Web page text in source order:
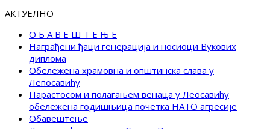
АКТУЕЛНО
О Б А В Е Ш Т Е Њ Е
Награђени ђаци генерација и носиоци Вукових
диплома
Обележена храмовна и општинска слава у
Лепосавићу
Парастосом и полагањем венаца у Леосавићу
обележена годишњица почетка НАТО агресије
Обавештење